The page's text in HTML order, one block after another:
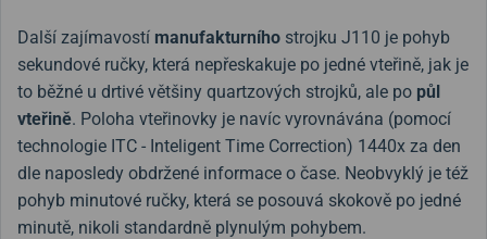
Další zajímavostí manufakturního strojku J110 je pohyb
sekundové ručky, která nepřeskakuje po jedné vteřině, jak je
to běžné u drtivé většiny quartzových strojků, ale po půl
vteřině. Poloha vteřinovky je navíc vyrovnávána (pomocí
technologie ITC - Inteligent Time Correction) 1440x za den
dle naposledy obdržené informace o čase. Neobvyklý je též
pohyb minutové ručky, která se posouvá skokově po jedné
minutě, nikoli standardně plynulým pohybem.